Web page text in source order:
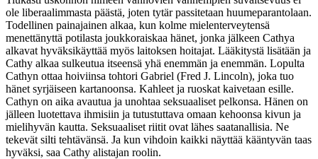
ole liberaalimmasta päästä, joten tytär passitetaan huumeparantolaan.
Todellinen painajainen alkaa, kun kolme mielenterveytensä
menettänyttä potilasta joukkoraiskaa hänet, jonka jälkeen Cathya
alkavat hyväksikäyttää myös laitoksen hoitajat. Lääkitystä lisätään ja
Cathy alkaa sulkeutua itseensä yhä enemmän ja enemmän. Lopulta
Cathyn ottaa hoiviinsa tohtori Gabriel (Fred J. Lincoln), joka tuo
hänet syrjäiseen kartanoonsa. Kahleet ja ruoskat kaivetaan esille.
Cathyn on aika avautua ja unohtaa seksuaaliset pelkonsa. Hänen on
jälleen luotettava ihmisiin ja tutustuttava omaan kehoonsa kivun ja
mielihyvän kautta. Seksuaaliset riitit ovat lähes saatanallisia. Ne
tekevät silti tehtävänsä. Ja kun vihdoin kaikki näyttää kääntyvän taas
hyväksi, saa Cathy alistajan roolin.